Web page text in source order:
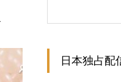
日本独占